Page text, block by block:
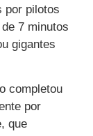
por pilotos
7 minutos
gigantes
completou
por
que